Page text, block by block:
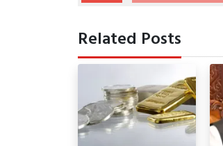
Related Posts